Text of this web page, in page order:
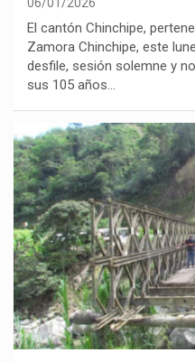
El cantón Chinchipe,
Zamora Chinchipe, este
desfile, sesión solemne y
sus 105 años…